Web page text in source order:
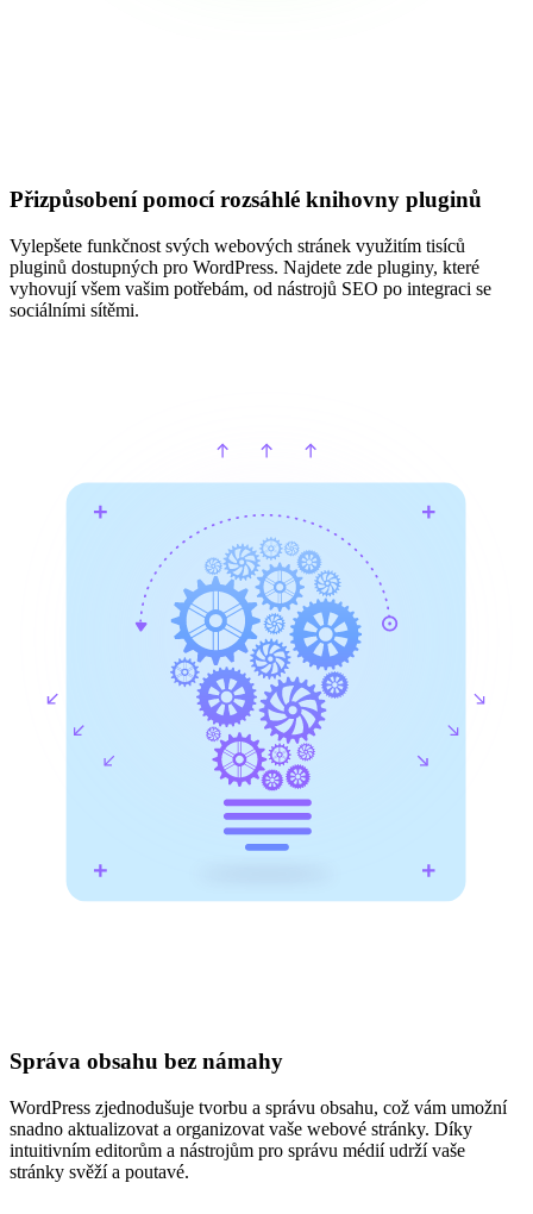
Přizpůsobení pomocí rozsáhlé knihovny pluginů
Vylepšete funkčnost svých webových stránek využitím tisíců
pluginů dostupných pro WordPress. Najdete zde pluginy, které
vyhovují všem vašim potřebám, od nástrojů SEO po integraci se
sociálními sítěmi.
Správa obsahu bez námahy
WordPress zjednodušuje tvorbu a správu obsahu, což vám umožní
snadno aktualizovat a organizovat vaše webové stránky. Díky
intuitivním editorům a nástrojům pro správu médií udrží vaše
stránky svěží a poutavé.